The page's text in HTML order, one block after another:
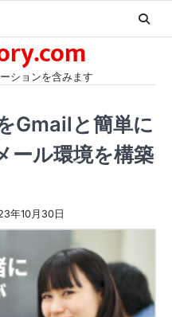
ションを含みます
Gmailと簡単に
ール環境を構築
年10月30日